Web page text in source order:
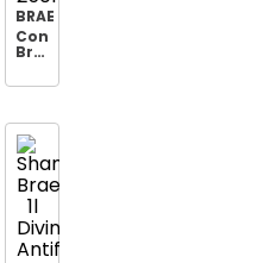
BRAE
Condicionador
Braé
by
Gloss
Hydra
250ml